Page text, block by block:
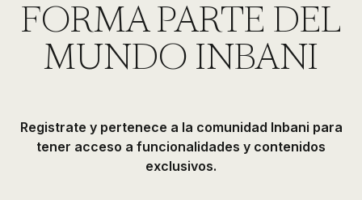
ducha,
accesorios…
FORMA PARTE DEL
MUNDO INBANI
Registrate y pertenece a la comunidad Inbani para
tener acceso a funcionalidades y contenidos
exclusivos.